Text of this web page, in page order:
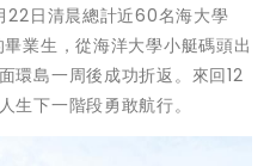
22日清晨總計近60名海大學
業生，從海洋大學小艇碼頭出
環島一周後成功折返。來回12
生下一階段勇敢航行。